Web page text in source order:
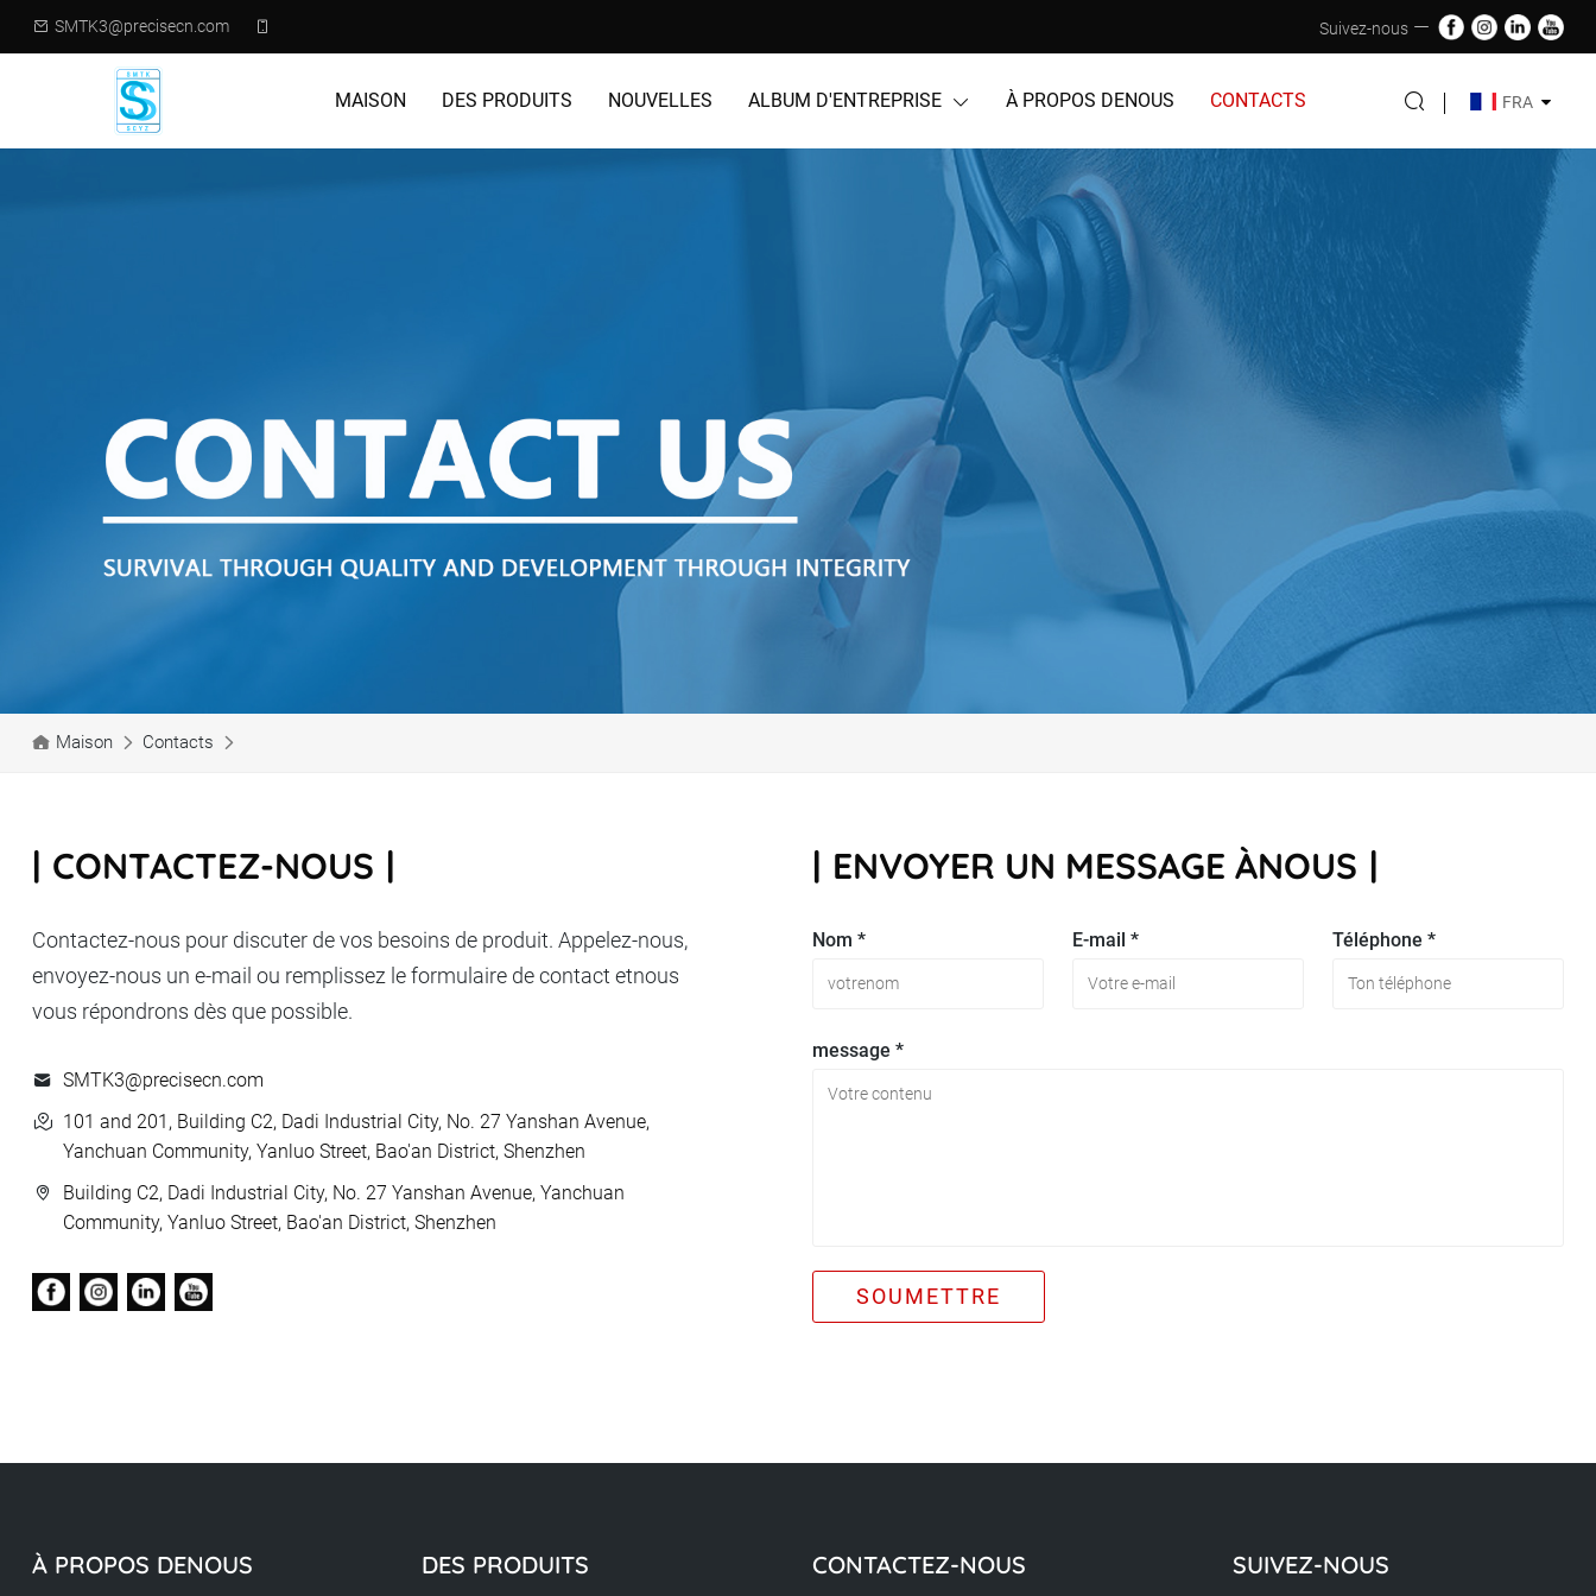
SMTK3@precisecn.com Suivez-nous
MAISON DES PRODUITS NOUVELLES ALBUM D'ENTREPRISE À PROPOS DENOUS CONTACTS FRA
Maison Contacts
CONTACTEZ-NOUS
Contactez-nous pour discuter de vos besoins de produit. Appelez-nous,
envoyez-nous un e-mail ou remplissez le formulaire de contact etnous
vous répondrons dès que possible.
SMTK3@precisecn.com
101 and 201, Building C2, Dadi Industrial City, No. 27 Yanshan Avenue,
Yanchuan Community, Yanluo Street, Bao'an District, Shenzhen
Building C2, Dadi Industrial City, No. 27 Yanshan Avenue, Yanchuan
Community, Yanluo Street, Bao'an District, Shenzhen
ENVOYER UN MESSAGE ÀNOUS
Nom * E-mail * Téléphone *
message *
À PROPOS DENOUS DES PRODUITS CONTACTEZ-NOUS SUIVEZ-NOUS